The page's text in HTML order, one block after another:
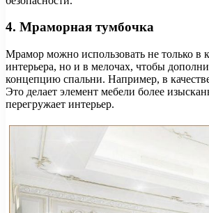
4. Мраморная тумбочка
Мрамор можно использовать не только в
интерьера, но и в мелочах, чтобы
концепцию спальни. Например, в
Это делает элемент мебели более
перегружает интерьер.